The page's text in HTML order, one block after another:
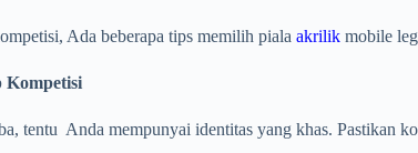
Ada beberapa tips memilih piala akrilik mobile
Kompetisi
tentu Anda mempunyai identitas yang khas. Pastikan